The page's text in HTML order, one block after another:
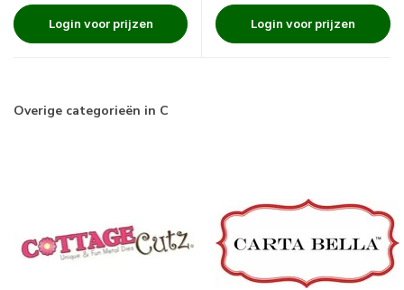
Login voor prijzen Login voor prijzen
Overige categorieën in C